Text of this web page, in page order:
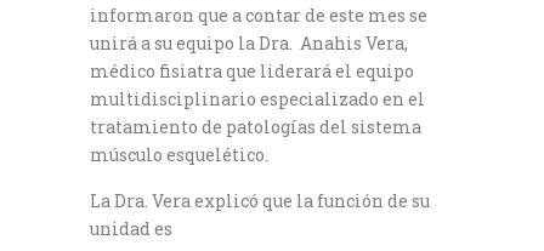
informaron que a contar de este mes se
unirá a su equipo la Dra. Anahis Vera,
médico fisiatra que liderará el equipo
multidisciplinario especializado en el
tratamiento de patologías del sistema
músculo esquelético.
La Dra. Vera explicó que la función de su
unidad es